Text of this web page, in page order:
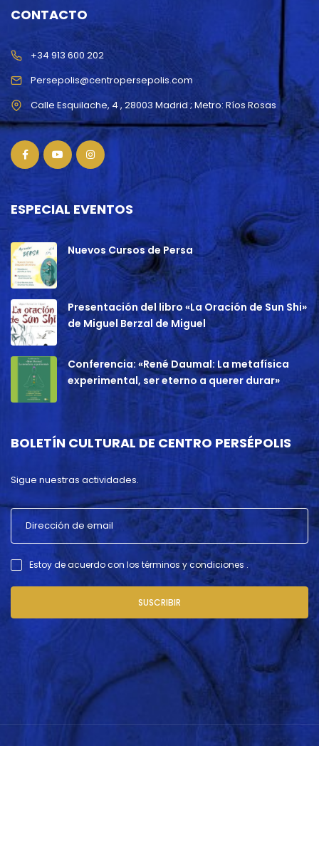
CONTACTO
Persepolis@centropersepolis.com
+34 913 600 202
ESPECIAL EVENTOS
Nuevos Cursos de Persa
Presentación del libro «La Oración de Sun Shi»
de Miguel Berzal de Miguel
Conferencia: «René Daumal: La metafísica
experimental, ser eterno a querer durar»
BOLETÍN CULTURAL DE CENTRO PERSÉPOLIS
Sigue nuestras actividades.
Estoy de acuerdo con los términos y condiciones .
SUSCRIBIR